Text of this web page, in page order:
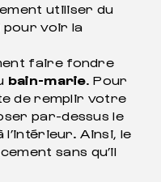
utiliser du
pour voir la
faire fondre
bain-marie. Pour
de remplir votre
par-dessus le
l’intérieur. Ainsi, le
sans qu’il